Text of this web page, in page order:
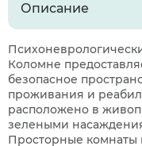
Описание
Коломне
безопасное
проживания и
расположено в
зелеными
Просторные комнаты